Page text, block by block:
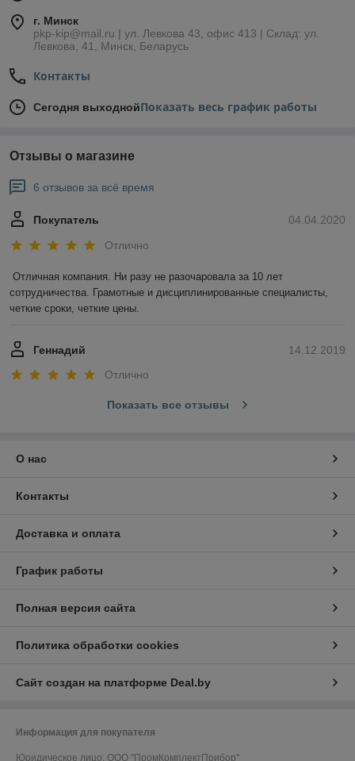
г. Минск
pkp-kip@mail.ru | ул. Левкова 43, офис 413 | Склад: ул.
Левкова, 41, Минск, Беларусь
Контакты
Сегодня выходнойПоказать весь график работы
Отзывы о магазине
6 отзывов за всё время
04.04.2020
Покупатель
Отлично
Отличная компания. Ни разу не разочаровала за 10 лет
сотрудничества. Грамотные и дисциплинированные специалисты,
четкие сроки, четкие цены.
14.12.2019
Геннадий
Отлично
Показать все отзывы
О нас
Контакты
Доставка и оплата
График работы
Полная версия сайта
Политика обработки cookies
Сайт создан на платформе Deal.by
Информация для покупателя
Юридическое лицо: ООО "ПромКомплектПрибор"